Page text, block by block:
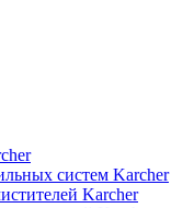
систем Karcher
Karcher